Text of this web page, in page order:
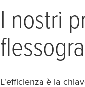
I nostri
L'efficienza è la